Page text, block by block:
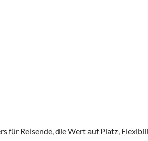
für Reisende, die Wert auf Platz,